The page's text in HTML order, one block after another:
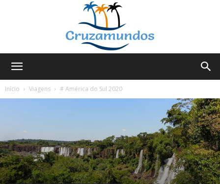
Início
Viagens # América do Sul 2020